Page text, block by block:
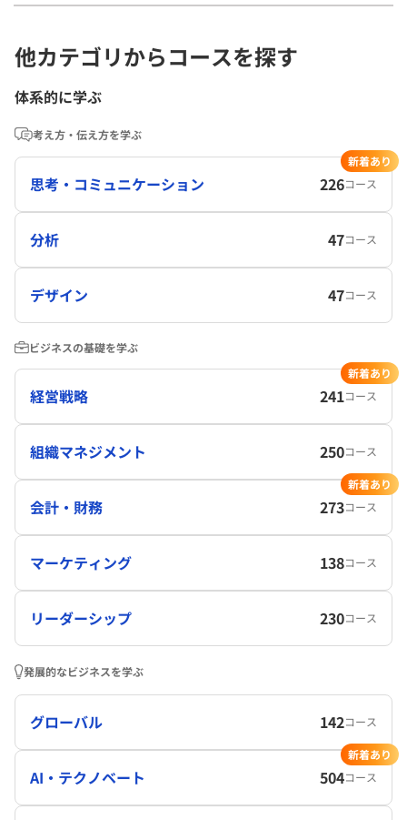
他カテゴリからコースを探す
体系的に学ぶ
考え方・伝え方を学ぶ
思考・コミュニケーション 226コース
新着あり
分析 47コース
デザイン 47コース
ビジネスの基礎を学ぶ
経営戦略 241コース
新着あり
組織マネジメント 250コース
会計・財務 273コース
新着あり
マーケティング 138コース
リーダーシップ 230コース
発展的なビジネスを学ぶ
グローバル 142コース
AI・テクノベート 504コース
新着あり